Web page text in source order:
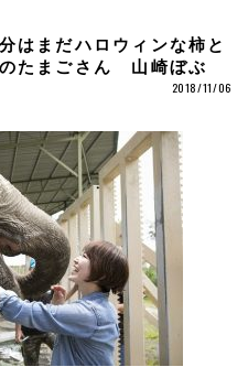
はまだハロウィンな柿と
たまごさん 山崎ぼぶ
2018/11/06